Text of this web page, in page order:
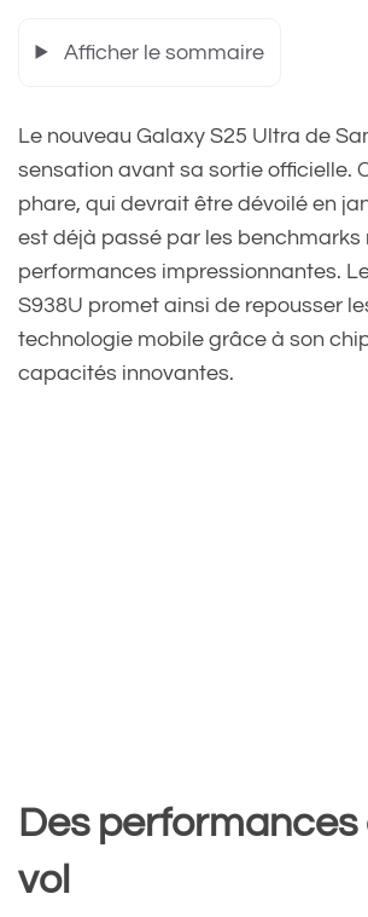
Afficher le sommaire
Le nouveau Galaxy S25 Ultra de
sensation avant sa sortie officielle.
phare, qui devrait être dévoilé en
est déjà passé par les benchmarks
performances impressionnantes.
S938U promet ainsi de repousser
technologie mobile grâce à son
capacités innovantes.
Des
vol